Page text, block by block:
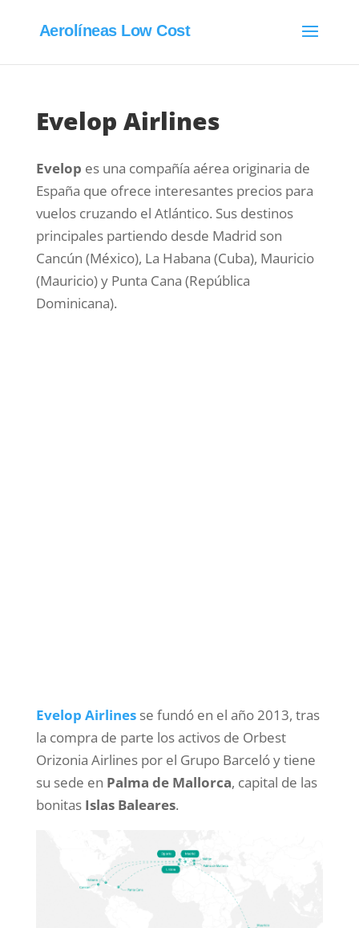
Aerolíneas Low Cost
Evelop Airlines
Evelop es una compañía aérea originaria de
España que ofrece interesantes precios para
vuelos cruzando el Atlántico. Sus destinos
principales partiendo desde Madrid son
Cancún (México), La Habana (Cuba), Mauricio
(Mauricio) y Punta Cana (República
Dominicana).
Evelop Airlinesse fundó en el año 2013, tras
la compra de parte los activos de Orbest
Orizonia Airlines por el Grupo Barceló y tiene
su sede en Palma de Mallorca, capital de las
bonitas Islas Baleares.